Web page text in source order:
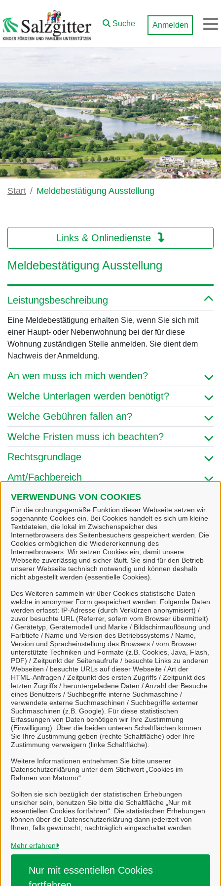
Zum Hauptinhalt springen
VERWENDUNG VON COOKIES
Für die ordnungsgemäße Funktion dieser Webseite setzen wir
sogenannte Cookies ein. Bei Cookies handelt es sich um kleine
Textdateien, die lokal im Zwischenspeicher des
Internetbrowsers des Seitenbesuchers gespeichert werden. Die
Cookies ermöglichen die Wiedererkennung des
Internetbrowsers. Wir setzen Cookies ein, damit unsere
Webseite zuverlässig und sicher läuft. Sie sind für den Betrieb
unserer Webseite technisch notwendig und können deshalb
nicht abgestellt werden (essentielle Cookies).
Des Weiteren sammeln wir über Cookies statistische Daten
welche in anonymer Form gespeichert werden. Folgende Daten
werden erfasst: IP-Adresse (durch Verkürzen anonymisiert) /
zuvor besuchte URL (Referrer, sofern vom Browser übermittelt)
/ Gerätetyp, Gerätemodell und Marke / Bildschirmauflösung und
Farbtiefe / Name und Version des Betriebssystems / Name,
Version und Spracheinstellung des Browsers / vom Browser
unterstützte Techniken und Formate (z.B. Cookies, Java, Flash,
PDF) / Zeitpunkt der Seitenaufrufe / besuchte Links zu anderen
Webseiten / besuchte URLs auf dieser Webseite / Art der
HTML-Anfragen / Zeitpunkt des ersten Zugriffs / Zeitpunkt des
letzten Zugriffs / heruntergeladene Daten / Anzahl der Besuche
eines Benutzers / Suchbegriffe interne Suchmaschine /
verwendete externe Suchmaschinen / Suchbegriffe externer
Suchmaschinen (z.B. Google). Für diese statistischen
Erfassungen von Daten benötigen wir Ihre Zustimmung
(Einwilligung). Über die beiden unteren Schaltflächen können
Sie Ihre Zustimmung geben (rechte Schaltfläche) oder Ihre
Zustimmung verweigern (linke Schaltfläche).
Weitere Informationen entnehmen Sie bitte unserer
Datenschutzerklärung unter dem Stichwort „Cookies im
Rahmen von Matomo“.
Sollten sie sich bezüglich der statistischen Erhebungen
unsicher sein, benutzen Sie bitte die Schaltfläche „Nur mit
essentiellen Cookies fortfahren“. Die statistischen Erhebungen
können über die Datenschutzerklärung dann jederzeit von
Ihnen, falls gewünscht, nachträglich eingeschaltet werden.
Mehr erfahren
Nur mit essentiellen Cookies
Suche Anmelden
Start Meldebestätigung Ausstellung
Links & Onlinedienste
Meldebestätigung Ausstellung
Leistungsbeschreibung
Eine Meldebestätigung erhalten Sie, wenn Sie sich mit
einer Haupt- oder Nebenwohnung bei der für diese
Wohnung zuständigen Stelle anmelden. Sie dient dem
Nachweis der Anmeldung.
An wen muss ich mich wenden?
Welche Unterlagen werden benötigt?
Welche Gebühren fallen an?
Welche Fristen muss ich beachten?
Rechtsgrundlage
Amt/Fachbereich
Links & Onlinedienste
online Dienst elektronische
Wohnsitzanmeldung
Kontakt
BürgerCenter Salzgitter-Bad
BürgerCenter Salzgitter-Lebenstedt
Stadt Salzgitter
Alle Rechte vorbehalten